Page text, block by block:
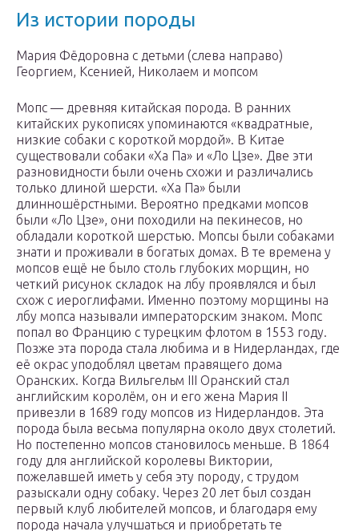
Из истории породы
Мария Фёдоровна с детьми (слева направо)
Георгием, Ксенией, Николаем и мопсом
Мопс — древняя китайская порода. В ранних
китайских рукописях упоминаются «квадратные,
низкие собаки с короткой мордой». В Китае
существовали собаки «Ха Па» и «Ло Цзе». Две эти
разновидности были очень схожи и различались
только длиной шерсти. «Ха Па» были
длинношёрстными. Вероятно предками мопсов
были «Ло Цзе», они походили на пекинесов, но
обладали короткой шерстью. Мопсы были собаками
знати и проживали в богатых домах. В те времена у
мопсов ещё не было столь глубоких морщин, но
четкий рисунок складок на лбу проявлялся и был
схож с иероглифами. Именно поэтому морщины на
лбу мопса называли императорским знаком. Мопс
попал во Францию с турецким флотом в 1553 году.
Позже эта порода стала любима и в Нидерландах, где
её окрас уподоблял цветам правящего дома
Оранских. Когда Вильгельм III Оранский стал
английским королём, он и его жена Мария II
привезли в 1689 году мопсов из Нидерландов. Эта
порода была весьма популярна около двух столетий.
Но постепенно мопсов становилось меньше. В 1864
году для английской королевы Виктории,
пожелавшей иметь у себя эту породу, с трудом
разыскали одну собаку. Через 20 лет был создан
первый клуб любителей мопсов, и благодаря ему
порода начала улучшаться и приобретать те